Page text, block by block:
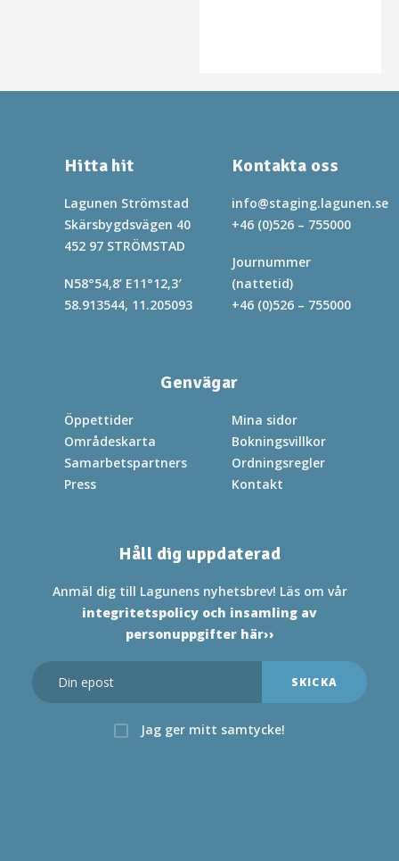
Hitta hit
Lagunen Strömstad
Skärsbygdsvägen 40
452 97 STRÖMSTAD
N58°54,8’ E11°12,3′
58.913544, 11.205093
Kontakta oss
info@staging.lagunen.se
+46 (0)526 – 755000
Journummer
(nattetid)
+46 (0)526 – 755000
Genvägar
Öppettider
Områdeskarta
Samarbetspartners
Press
Mina sidor
Bokningsvillkor
Ordningsregler
Kontakt
Håll dig uppdaterad
Anmäl dig till Lagunens nyhetsbrev! Läs om vår
integritetspolicy och insamling av
personuppgifter här››
Jag ger mitt samtycke!